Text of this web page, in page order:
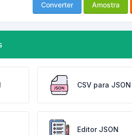
Converter Amostra
CSV para JSON
Editor JSON